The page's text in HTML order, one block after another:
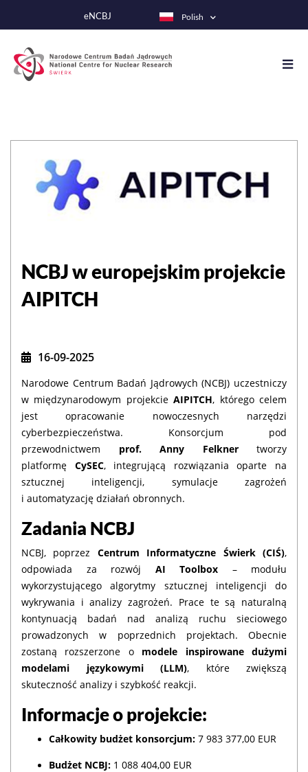
do
eNCBJ Polish
NCBJ w europejskim projekcie
AIPITCH
16-09-2025
Narodowe Centrum Badań Jądrowych (NCBJ) uczestniczy
w międzynarodowym projekcieAIPITCH, którego celem
jest opracowanie nowoczesnych narzędzi
cyberbezpieczeństwa. Konsorcjum pod
przewodnictwem prof. Anny Felknertworzy
platformę CySEC, integrującą rozwiązania oparte na
sztucznej inteligencji, symulacje zagrożeń
i automatyzację działań obronnych.
Zadania NCBJ
NCBJ, poprzez Centrum Informatyczne Świerk (CIŚ),
odpowiada za rozwój AI Toolbox – modułu
wykorzystującego algorytmy sztucznej inteligencji do
wykrywania i analizy zagrożeń. Prace te są naturalną
kontynuacją badań nad analizą ruchu sieciowego
prowadzonych w poprzednich projektach. Obecnie
zostaną rozszerzone o modele inspirowane dużymi
modelami językowymi (LLM), które zwiększą
skuteczność analizy i szybkość reakcji.
Informacje o projekcie:
Całkowity budżet konsorcjum: 7 983 377,00 EUR
Budżet NCBJ: 1 088 404,00 EUR